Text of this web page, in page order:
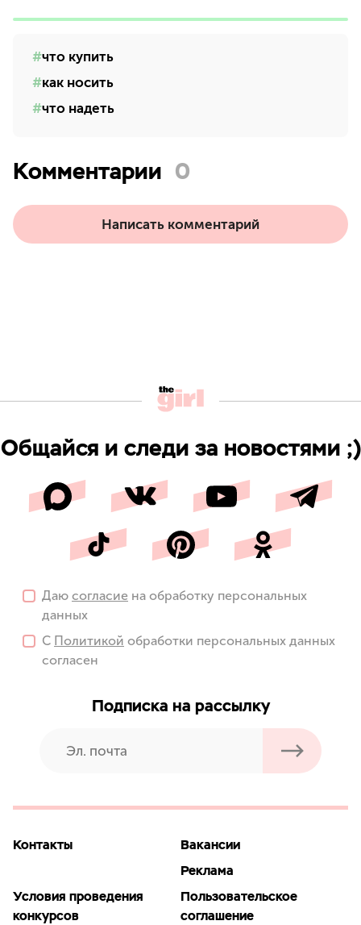
что купить
как носить
что надеть
Комментарии 0
Написать комментарий
Общайся и следи за новостями ;)
Даю согласие на обработку персональных
данных
С Политикой обработки персональных данных
согласен
Подписка на рассылку
Контакты
Вакансии
Реклама
Условия проведения
конкурсов
Пользовательское
соглашение